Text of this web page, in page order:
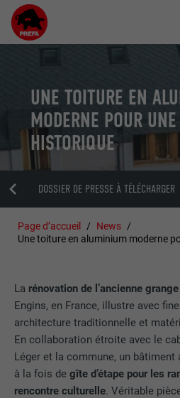
UNE TOITURE EN
MODERNE POUR
HISTORIQUE
DOSSIER DE PRESSE À TÉLÉCHARGER
Page d’accueil
News
Une toiture en aluminium moderne
La rénovation de l’ancienne
Engins, en France, illustre avec
architecture traditionnelle et
En collaboration étroite avec le
Léger et la commune, un
à la fois degîte d’étape pour les
rencontre culturelle. Véritable